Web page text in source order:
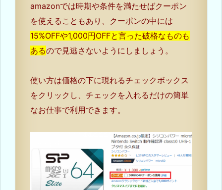
amazonでは時期や条件を満たせばクーポン
を使えることもあり、クーポンの中には
15%OFFや1,000円OFFと言った破格なものも
あるので見逃さないようにしましょう。
使い方は価格の下に現れるチェックボックス
をクリックし、チェックを入れるだけの簡単
なお仕事で利用できます。